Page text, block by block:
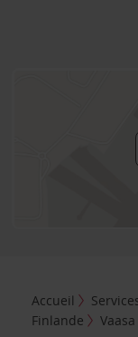
Accueil
Finlande
Vaasa